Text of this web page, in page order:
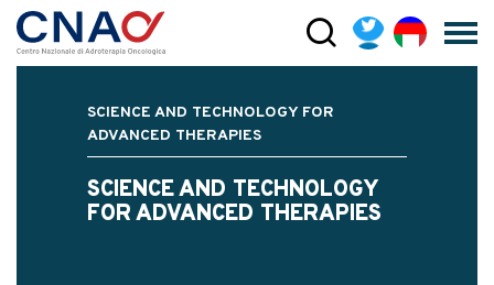
SCIENCE AND TECHNOLOGY FOR
ADVANCED THERAPIES
SCIENCE AND TECHNOLOGY
FOR ADVANCED THERAPIES